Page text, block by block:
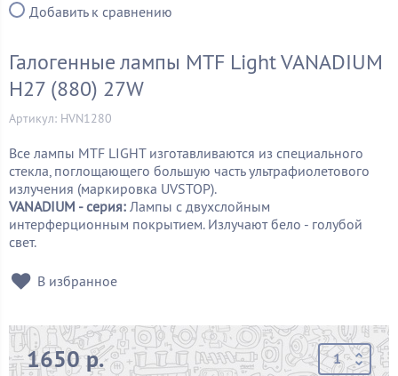
Добавить к сравнению
Галогенные лампы MTF Light VANADIUM
H27 (880) 27W
Артикул: HVN1280
Все лампы MTF LIGHT изготавливаются из специального
стекла, поглощающего большую часть ультрафиолетового
излучения (маркировка UVSTOP).
VANADIUM - серия: Лампы с двухслойным
интерферционным покрытием. Излучают бело - голубой
свет.
В избранное
1650 р.